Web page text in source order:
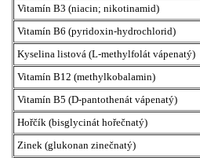
Vitamín B3 (niacin; nikotinamid)
Vitamín B6 (pyridoxin-hydrochlorid)
Kyselina listová (L-methylfolát vápenatý)
Vitamín B12 (methylkobalamin)
Vitamín B5 (D-pantothenát vápenatý)
Hořčík (bisglycinát hořečnatý)
Zinek (glukonan zinečnatý)